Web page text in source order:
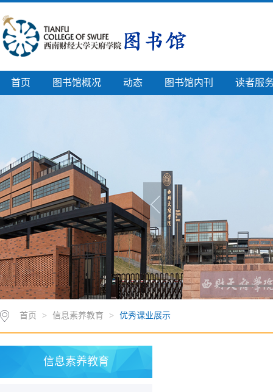
首页 图书馆概况 动态 图书馆内刊 读者服
首页 > 信息素养教育 > 优秀课业展示
信息素养教育